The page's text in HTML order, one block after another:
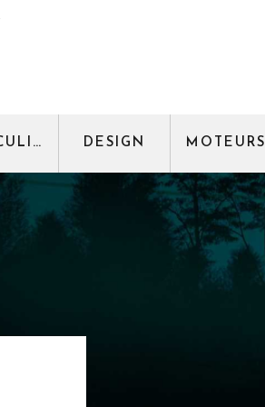
MASCULIN DESIGN MOTEURS